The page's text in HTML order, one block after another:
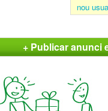
nou
+ Publicar anunci